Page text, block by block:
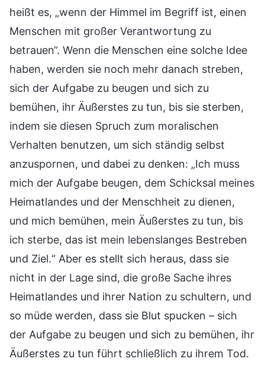
heißt es, „wenn der Himmel im Begriff ist, einen
Menschen mit großer Verantwortung zu
betrauen“. Wenn die Menschen eine solche Idee
haben, werden sie noch mehr danach streben,
sich der Aufgabe zu beugen und sich zu
bemühen, ihr Äußerstes zu tun, bis sie sterben,
indem sie diesen Spruch zum moralischen
Verhalten benutzen, um sich ständig selbst
anzuspornen, und dabei zu denken: „Ich muss
mich der Aufgabe beugen, dem Schicksal meines
Heimatlandes und der Menschheit zu dienen,
und mich bemühen, mein Äußerstes zu tun, bis
ich sterbe, das ist mein lebenslanges Bestreben
und Ziel.“ Aber es stellt sich heraus, dass sie
nicht in der Lage sind, die große Sache ihres
Heimatlandes und ihrer Nation zu schultern, und
so müde werden, dass sie Blut spucken – sich
der Aufgabe zu beugen und sich zu bemühen, ihr
Äußerstes zu tun führt schließlich zu ihrem Tod.